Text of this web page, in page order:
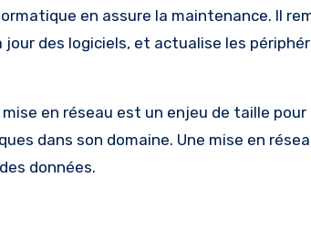
en assure la maintenance. Il
des logiciels, et actualise les
en réseau est un enjeu de taille
dans son domaine. Une mise en
données.